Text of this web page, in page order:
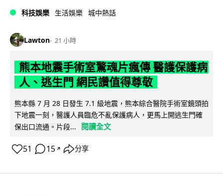
科技娛樂 生活娛樂 城中熱話
Lawton 21 小時
熊本地震手術室驚魂片瘋傳 醫護保護病
人、逃生門 網民讚值得尊敬
熊本縣 7 月 28 日發生 7.1 級地震，熊本綜合醫院手術室鏡頭拍
下地震一刻，醫護人員臨危不亂保護病人，更馬上開逃生門確
保出口流通。片段...
閱讀全文
51 15 ↗ 分享